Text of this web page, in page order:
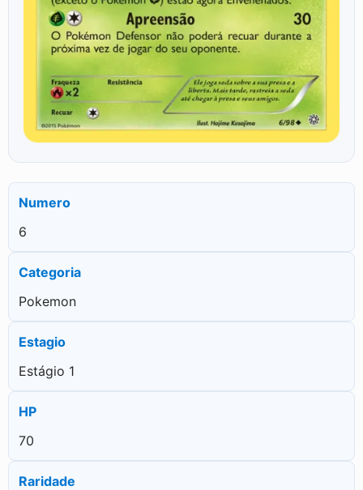
Numero
6
Categoria
Pokemon
Estagio
Estágio 1
HP
70
Raridade